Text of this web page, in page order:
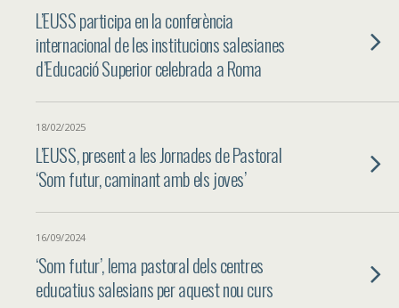
L’EUSS participa en la conferència
internacional de les institucions salesianes
d’Educació Superior celebrada a Roma
18/02/2025
L’EUSS, present a les Jornades de Pastoral
‘Som futur, caminant amb els joves’
16/09/2024
‘Som futur’, lema pastoral dels centres
educatius salesians per aquest nou curs